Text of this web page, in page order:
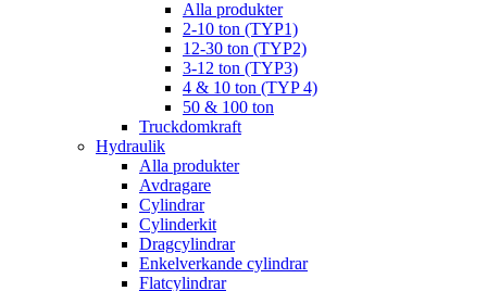
Alla produkter
2-10 ton (TYP1)
12-30 ton (TYP2)
3-12 ton (TYP3)
4 & 10 ton (TYP 4)
50 & 100 ton
Truckdomkraft
Hydraulik
Alla produkter
Avdragare
Cylindrar
Cylinderkit
Dragcylindrar
Enkelverkande cylindrar
Flatcylindrar